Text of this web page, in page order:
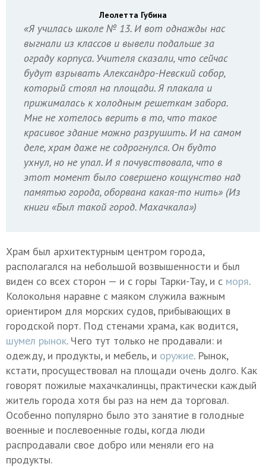
Леолетта Губина
«Я училась школе № 13. И вот однажды нас
выгнали из классов и вывели подальше за
ограду корпуса. Учителя сказали, что сейчас
будут взрывать Александро-Невский собор,
который стоял на площади. Я плакала и
прижималась к холодным решеткам забора.
Мне не хотелось верить в то, что такое
красивое здание можно разрушить. И на самом
деле, храм даже не содрогнулся. Он будто
ухнул, но не упал. И я почувствовала, что в
этот момент было совершено кощунство над
памятью города, оборвана какая-то нить» (Из
книги «Был такой город. Махачкала»)
Храм был архитектурным центром города,
располагался на небольшой возвышенности и был
виден со всех сторон — и с горы Тарки-Тау, и с моря.
Колокольня наравне с маяком служила важным
ориентиром для морских судов, прибывающих в
городской порт. Под стенами храма, как водится,
шумел рынок. Чего тут только не продавали: и
одежду, и продукты, и мебель, и оружие. Рынок,
кстати, просуществовал на площади очень долго. Как
говорят пожилые махачкалинцы, практически каждый
житель города хотя бы раз на нем да торговал.
Особенно популярно было это занятие в голодные
военные и послевоенные годы, когда люди
распродавали свое добро или меняли его на
продукты.